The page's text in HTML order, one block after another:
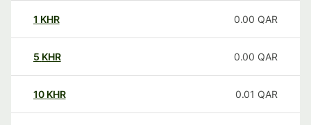
1 KHR 0.00 QAR
5 KHR 0.00 QAR
10 KHR 0.01 QAR